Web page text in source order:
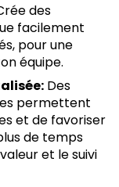
des
facilement
pour une
équipe.
Des
permettent
et de favoriser
de temps
et le suivi